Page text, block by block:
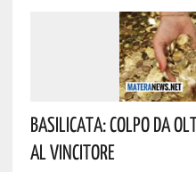
Basilicata: Colpo Da
Al Vincitore